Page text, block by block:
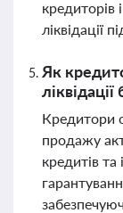
кредиторів
ліквідації
Як
Кредитори
продажу
кредитів